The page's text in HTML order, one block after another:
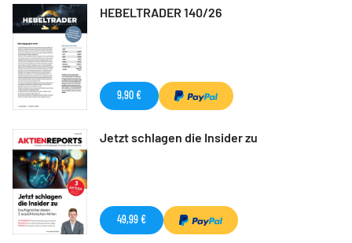
HEBELTRADER 140/26
9,90 €
Jetzt schlagen die Insider zu
49,99 €